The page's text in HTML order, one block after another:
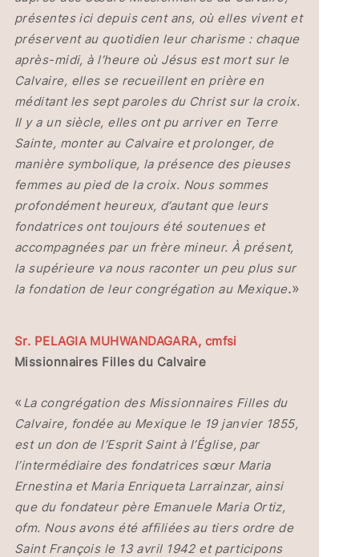
présentes ici depuis cent ans, où elles vivent et
préservent au quotidien leur charisme : chaque
après-midi, à l’heure où Jésus est mort sur le
Calvaire, elles se recueillent en prière en
méditant les sept paroles du Christ sur la croix.
Il y a un siècle, elles ont pu arriver en Terre
Sainte, monter au Calvaire et prolonger, de
manière symbolique, la présence des pieuses
femmes au pied de la croix. Nous sommes
profondément heureux, d’autant que leurs
fondatrices ont toujours été soutenues et
accompagnées par un frère mineur. À présent,
la supérieure va nous raconter un peu plus sur
la fondation de leur congrégation au Mexique.»
Sr. PELAGIA MUHWANDAGARA, cmfsi
Missionnaires Filles du Calvaire
« La congrégation des Missionnaires Filles du
Calvaire, fondée au Mexique le 19 janvier 1855,
est un don de l’Esprit Saint à l’Église, par
l’intermédiaire des fondatrices sœur Maria
Ernestina et Maria Enriqueta Larrainzar, ainsi
que du fondateur père Emanuele Maria Ortiz,
ofm. Nous avons été affiliées au tiers ordre de
Saint François le 13 avril 1942 et participons